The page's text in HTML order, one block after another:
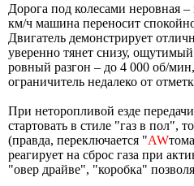
Дорога под колесами неровная
км/ч машина переносит
Двигатель демонстрирует
уверенно тянет снизу,
ровный разгон – до 4 000 об/
ограничитель недалеко от
При неторопливой езде
стартовать в стиле "газ в
(правда, переключается "AW
реагирует на сброс газа при
"овер драйве", "коробка"